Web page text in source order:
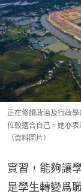
正在修讀政治及行政
位較適合自己，她亦
（資料圖片）
實習，能夠讓
是學生轉變爲